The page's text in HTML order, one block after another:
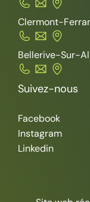
Clermont-
Bellerive-Sur-
Suivez-nous
Facebook
Instagram
Linkedin